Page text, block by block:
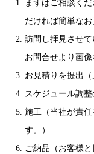
まずはご相談く
だければ簡単なお
訪問し拝見させ
お問合せより画像
お見積りを提出（
スケジュール調整
施工（当社が責
す。）
ご納品（お客様